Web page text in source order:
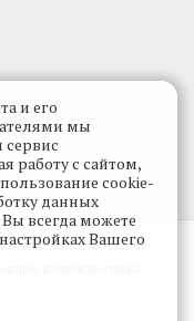
и использование
возможно только
и его
мы
работу с сайтом,
cookie-
данных
всегда можете
Вашего